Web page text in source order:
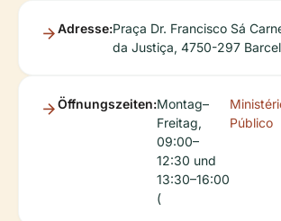
Adresse:Praça Dr. Francisco Sá
da Justiça, 4750-297
Öffnungszeiten:Montag–
Freitag,
09:00–
12:30 und
13:30–16:00
(
Público